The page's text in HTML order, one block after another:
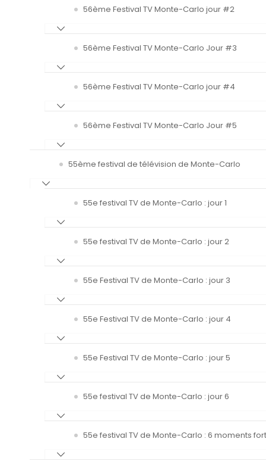
56ème Festival TV Monte-Carlo jour #2
56ème Festival TV Monte-Carlo Jour #3
56ème Festival TV Monte-Carlo jour #4
56ème Festival TV Monte-Carlo Jour #5
55ème festival de télévision de Monte-Carlo
55e festival TV de Monte-Carlo : jour 1
55e festival TV de Monte-Carlo : jour 2
55e Festival TV de Monte-Carlo : jour 3
55e Festival TV de Monte-Carlo : jour 4
55e Festival TV de Monte-Carlo : jour 5
55e festival TV de Monte-Carlo : jour 6
55e festival TV de Monte-Carlo : 6 moments